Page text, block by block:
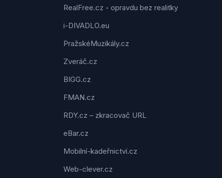
RealFree.cz - opravdu bez realitky
i-DIVADLO.eu
PražskéMuzikály.cz
Zveráč.cz
BIGG.cz
FMAN.cz
RDY.cz – zkracovač URL
eBar.cz
Mobilní-kadeřnictví.cz
Web-clever.cz